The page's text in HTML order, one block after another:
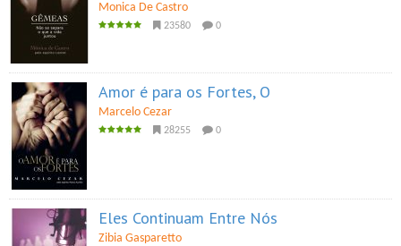
Monica De Castro
23580 0
Amor é para os Fortes, O
Marcelo Cezar
28255 0
Eles Continuam Entre Nós
Zibia Gasparetto